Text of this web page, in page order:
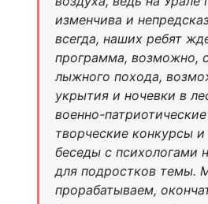
изменчива и
всегда, наших ребят
программа, возможно,
лыжного похода,
укрытия и ночевки в
военно-
творческие конкурсы
беседы с психологами
для подростков темы.
прорабатываем,